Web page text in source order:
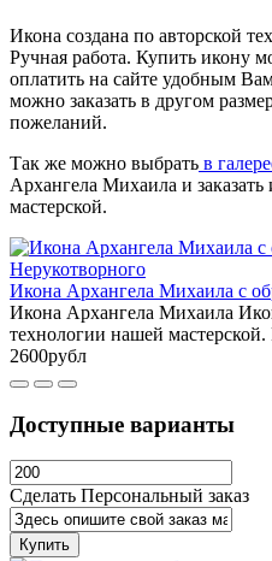
Икона создана по авторской
Ручная работа. Купить икону
оплатить на сайте удобным
можно заказать в другом
пожеланий.
Так же можно выбрать в
Архангела Михаила и
мастерской.
Икона Архангела Михаила с
Икона Архангела Михаила
технологии нашей мастерской.
2600рубл
Доступные варианты
Сделать Персональный заказ
Купить